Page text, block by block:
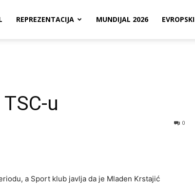
REPREZENTACIJA MUNDIJAL 2026 EVROPSKI
u
0
a Sport klub javlja da je Mladen Krstajić